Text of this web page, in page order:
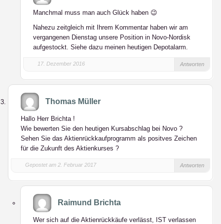
Manchmal muss man auch Glück haben 😉
Nahezu zeitgleich mit Ihrem Kommentar haben wir am
vergangenen Dienstag unsere Position in Novo-Nordisk
aufgestockt. Siehe dazu meinen heutigen Depotalarm.
17. Dezember 2016 Antworten
Thomas Müller
Hallo Herr Brichta !
Wie bewerten Sie den heutigen Kursabschlag bei Novo ?
Sehen Sie das Aktienrückkaufprogramm als positves Zeichen
für die Zukunft des Aktienkurses ?
Gepostet am 2. Februar 2017 Antworten
Raimund Brichta
Wer sich auf die Aktienrückkäufe verlässt, IST verlassen